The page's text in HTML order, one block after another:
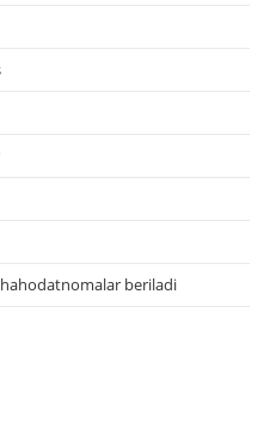
beriladi